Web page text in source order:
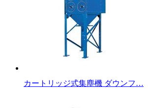
カートリッジ式集塵機 ダウンフ…